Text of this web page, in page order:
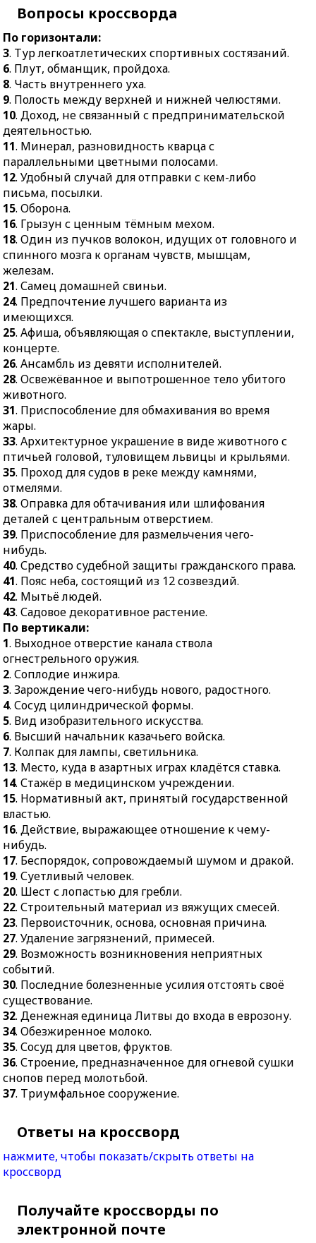
волокон, идущих от
головного и спинного
мозга к органам чувств,
мышцам, железам.
21.Самец домашней
свиньи.
24.Предпочтение
лучшего варианта из
имеющихся.
25.Афиша, объявляющая
о спектакле,
выступлении, концерте.
26.Ансамбль из девяти
исполнителей.
28.Освежёванное и
выпотрошенное тело
убитого животного.
31.Приспособление для
обмахивания во время
жары.
33.Архитектурное
украшение в виде
животного с птичьей
головой, туловищем
львицы и крыльями.
35.Проход для судов в
реке между камнями,
отмелями.
38.Оправка для
обтачивания или
шлифования деталей с
центральным
отверстием.
39.Приспособление для
размельчения чего-
нибудь.
40.Средство судебной
защиты гражданского
права.
41.Пояс неба, состоящий
из 12 созвездий.
42.Мытьё людей.
43.Садовое
декоративное растение.
государственной
властью.
выражающее отношение
к чему-нибудь.
17.Беспорядок,
сопровождаемый
шумом и дракой.
19.Суетливый человек.
20.Шест с лопастью для
гребли.
смесей.
23.Первоисточник,
основа, основная
причина.
27.Удаление
29.Возможность
неприятных событий.
30.Последние
отстоять своё
32. Денежная единица
Литвы до входа в
34.Обезжиренное
молоко.
35.Сосуд для цветов,
36.Строение,
предназначенное для
огневой сушки снопов
перед молотьбой.
37.Триумфальное
Вопросы кроссворда
По горизонтали:
3. Тур легкоатлетических спортивных состязаний.
6. Плут, обманщик, пройдоха.
8. Часть внутреннего уха.
9. Полость между верхней и нижней челюстями.
10. Доход, не связанный с предпринимательской
деятельностью.
11. Минерал, разновидность кварца с
параллельными цветными полосами.
12. Удобный случай для отправки с кем-либо
письма, посылки.
15. Оборона.
16. Грызун с ценным тёмным мехом.
18. Один из пучков волокон, идущих от головного и
спинного мозга к органам чувств, мышцам,
железам.
21. Самец домашней свиньи.
24. Предпочтение лучшего варианта из
имеющихся.
25. Афиша, объявляющая о спектакле, выступлении,
концерте.
26. Ансамбль из девяти исполнителей.
28. Освежёванное и выпотрошенное тело убитого
животного.
31. Приспособление для обмахивания во время
жары.
33. Архитектурное украшение в виде животного с
птичьей головой, туловищем львицы и крыльями.
35. Проход для судов в реке между камнями,
отмелями.
38. Оправка для обтачивания или шлифования
деталей с центральным отверстием.
39. Приспособление для размельчения чего-
нибудь.
40. Средство судебной защиты гражданского права.
41. Пояс неба, состоящий из 12 созвездий.
42. Мытьё людей.
43. Садовое декоративное растение.
По вертикали:
1. Выходное отверстие канала ствола
огнестрельного оружия.
2. Соплодие инжира.
3. Зарождение чего-нибудь нового, радостного.
4. Сосуд цилиндрической формы.
5. Вид изобразительного искусства.
6. Высший начальник казачьего войска.
7. Колпак для лампы, светильника.
13. Место, куда в азартных играх кладётся ставка.
14. Стажёр в медицинском учреждении.
15. Нормативный акт, принятый государственной
властью.
16. Действие, выражающее отношение к чему-
нибудь.
17. Беспорядок, сопровождаемый шумом и дракой.
19. Суетливый человек.
20. Шест с лопастью для гребли.
22. Строительный материал из вяжущих смесей.
23. Первоисточник, основа, основная причина.
27. Удаление загрязнений, примесей.
29. Возможность возникновения неприятных
событий.
30. Последние болезненные усилия отстоять своё
существование.
32. Денежная единица Литвы до входа в еврозону.
34. Обезжиренное молоко.
35. Сосуд для цветов, фруктов.
36. Строение, предназначенное для огневой сушки
снопов перед молотьбой.
37. Триумфальное сооружение.
Ответы на кроссворд
нажмите, чтобы показать/скрыть ответы на
кроссворд
Получайте кроссворды по
электронной почте